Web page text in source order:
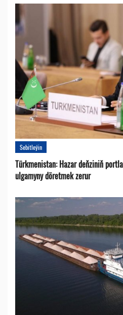
Sebitleýin
Türkmenistan: Hazar deňziniň
ulgamyny döretmek zerur